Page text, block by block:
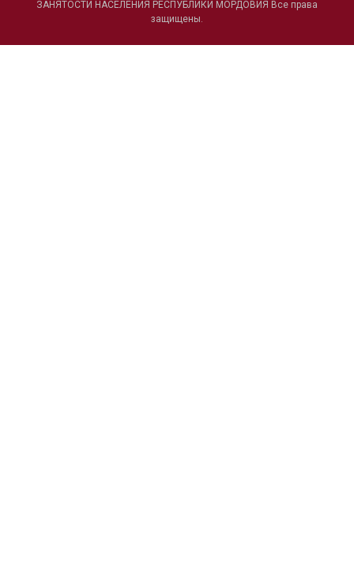
ЗАНЯТОСТИ НАСЕЛЕНИЯ РЕСПУБЛИКИ МОРДОВИЯ Все права
защищены.